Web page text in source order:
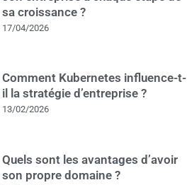
sa croissance ?
17/04/2026
Comment Kubernetes influence-t-
il la stratégie d’entreprise ?
13/02/2026
Quels sont les avantages d’avoir
son propre domaine ?